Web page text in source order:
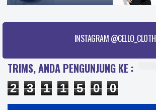
INSTAGRAM @CELLO_CLOTH
TRIMS, ANDA PENGUNJUNG KE :
2 3 1 1 5 0 0